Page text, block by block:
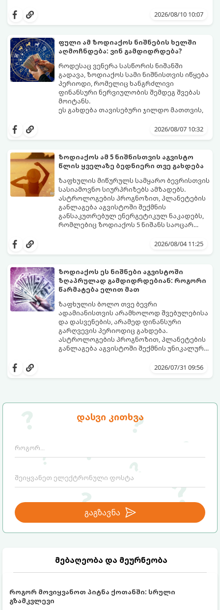
დასვი კითხვა
გაგზავნა
მებაღეობა და მეურნეობა
როგორ მოვიყვანოთ პიტნა ქოთანში: სრული
გზამკვლევი
პერიოდი, როდესაც მოვლენები ელვის
შესაძლებლობებით ჩაანაცვლებს.
აი, ზოდიაქოს ის იღბლიანი ნიშნები,
რომელთა ცხოვრებაც უახლოეს ხანში
რადიკალურად შეიცვლება:
2026/08/10 10:07
ფული ამ ზოდიაქოს ნიშნების ხელში
აღმოჩნდება: ვინ გამდიდრდება?
როდესაც ვენერა სასწორის ნიშანში
გადავა, ზოდიაქოს სამი ნიშნისთვის იწყება
პერიოდი, რომელიც ხანგრძლივი
ფინანსური ნერვიულობის შემდეგ შვებას
მოიტანს.
ეს გახდება თავისებური ჯილდო მათთვის,
იჩენდა და სირთულეების მიუხედავად წინ
სურვილების გადადებასა და ხარჯების
მკაცრ კონტროლს. თუმცა, ახლა სიტუაცია
თანდათან შეიცვლება.
პრობლემები, რომლებიც უსასრულო
გეგონათ, უკან დაიხევს, ამასთან ერთად კი
გაჩნდება მეტი ნდობა მომავლის მიმართ.
რთული პერიოდის შემდეგ ეს ნიშნები
შეძლებენ ამოისუნთქონ და დაინახონ
ახალი შესაძლებლობები.
2026/08/07 10:32
ზოდიაქოს ამ 5 ნიშნისთვის აგვისტო
წლის ყველაზე ბედნიერი თვე გახდება
ზაფხულის მიწურულს სამყარო ბევრისთვის
სასიამოვნო სიურპრიზებს ამზადებს.
ასტროლოგების პროგნოზით, პლანეტების
განლაგება აგვისტოში შექმნის
განსაკუთრებულ ენერგეტიკულ ნაკადებს,
რომლებიც ზოდიაქოს 5 ნიშანს საოცარ
ყველაზე ბედნიერი თვე აღმოჩნდება.
2026/08/04 11:25
ზოდიაქოს ეს ნიშნები აგვისტოში
ზღაპრულად გამდიდრდებიან: როგორი
წარმატება ელით მათ
ზაფხულის ბოლო თვე ბევრი
ადამიანისთვის არამხოლოდ შვებულებისა
და დასვენების, არამედ ფინანსური
გარღვევის პერიოდიც გახდება.
ასტროლოგების პროგნოზით, პლანეტების
განლაგება აგვისტოში შექმნის უნიკალურ
ზოდიაქოს 4 ნიშანს ფინანსური წარმატების
შორის, ვისაც აგვისტოში ფინანსური
2026/07/31 09:56